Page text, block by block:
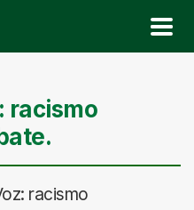
racismo
racismo